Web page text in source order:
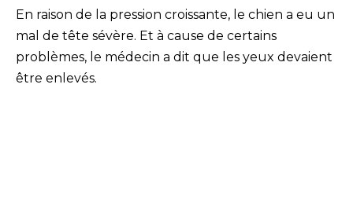
En raison de la pression croissante, le chien a eu un
mal de tête sévère. Et à cause de certains
problèmes, le médecin a dit que les yeux devaient
être enlevés.